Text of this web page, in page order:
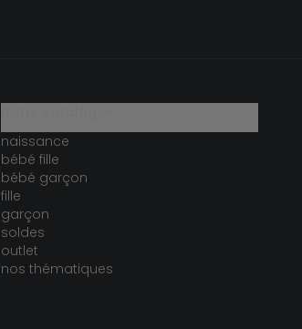
naissance
bébé fille
bébé garçon
fille
garçon
soldes
outlet
nos thématiques